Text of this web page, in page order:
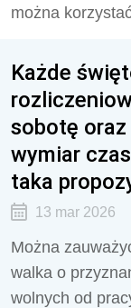
można
Każde
sobotę
wymiar
taka
13 mar 2026
Można
walka o
wolnych od